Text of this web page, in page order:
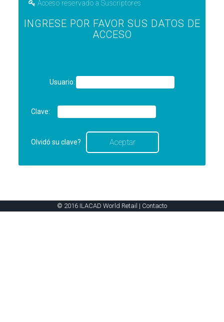
Acceso reservado a Suscriptores
INGRESE POR FAVOR SUS DATOS DE
ACCESO
Usuario:
Clave:
Olvidó su clave?
© 2016 ILACAD World Retail | Contacto